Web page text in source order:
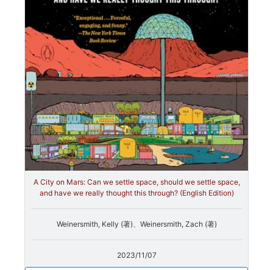
A City on Mars: Can we settle space, should we settle space,
and have we really thought this through? (English Edition)
Weinersmith, Kelly (著)、Weinersmith, Zach (著)
2023/11/07